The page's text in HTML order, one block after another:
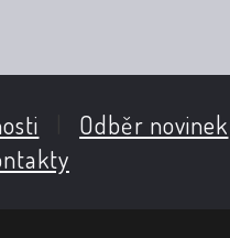
Odběr novinek